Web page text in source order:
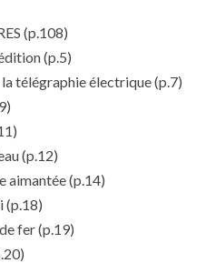
(p.108)
(p.5)
télégraphie électrique(p.7)
(p.12)
aimantée(p.14)
(p.18)
fer(p.19)